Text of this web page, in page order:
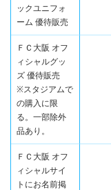
ックユニフォ
ーム 優待販売
ＦＣ大阪 オフ
ィシャルグッ
ズ 優待販売
※スタジアムで
の購入に限
る。一部除外
品あり。
ＦＣ大阪 オフ
ィシャルサイ
トにお名前掲